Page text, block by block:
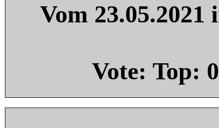
Vom
Vote: Top: 0